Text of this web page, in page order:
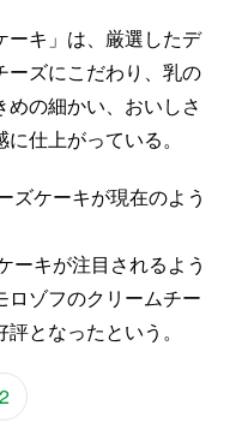
ーキ」は、厳選したデ
ーズにこだわり、乳の
の細かい、おいしさ
仕上がっている。
ズケーキが現在のよう
ーキが注目されるよう
ロゾフのクリームチー
となったという。
2